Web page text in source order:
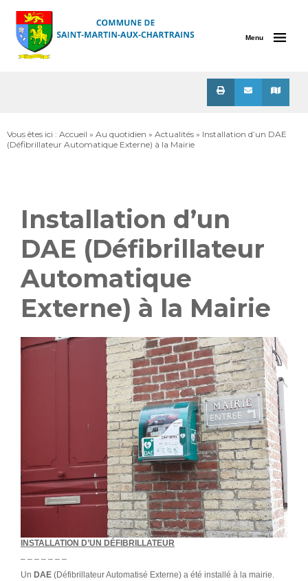
Menu
Vous êtes ici : Accueil » Au quotidien » Actualités » Installation d’un DAE
(Défibrillateur Automatique Externe) à la Mairie
Installation d’un
DAE (Défibrillateur
Automatique
Externe) à la Mairie
INSTALLATION D’UN DÉFIBRILLATEUR
– – – – – – –
Un DAE (Défibrillateur Automatisé Externe) a été installé à la mairie.